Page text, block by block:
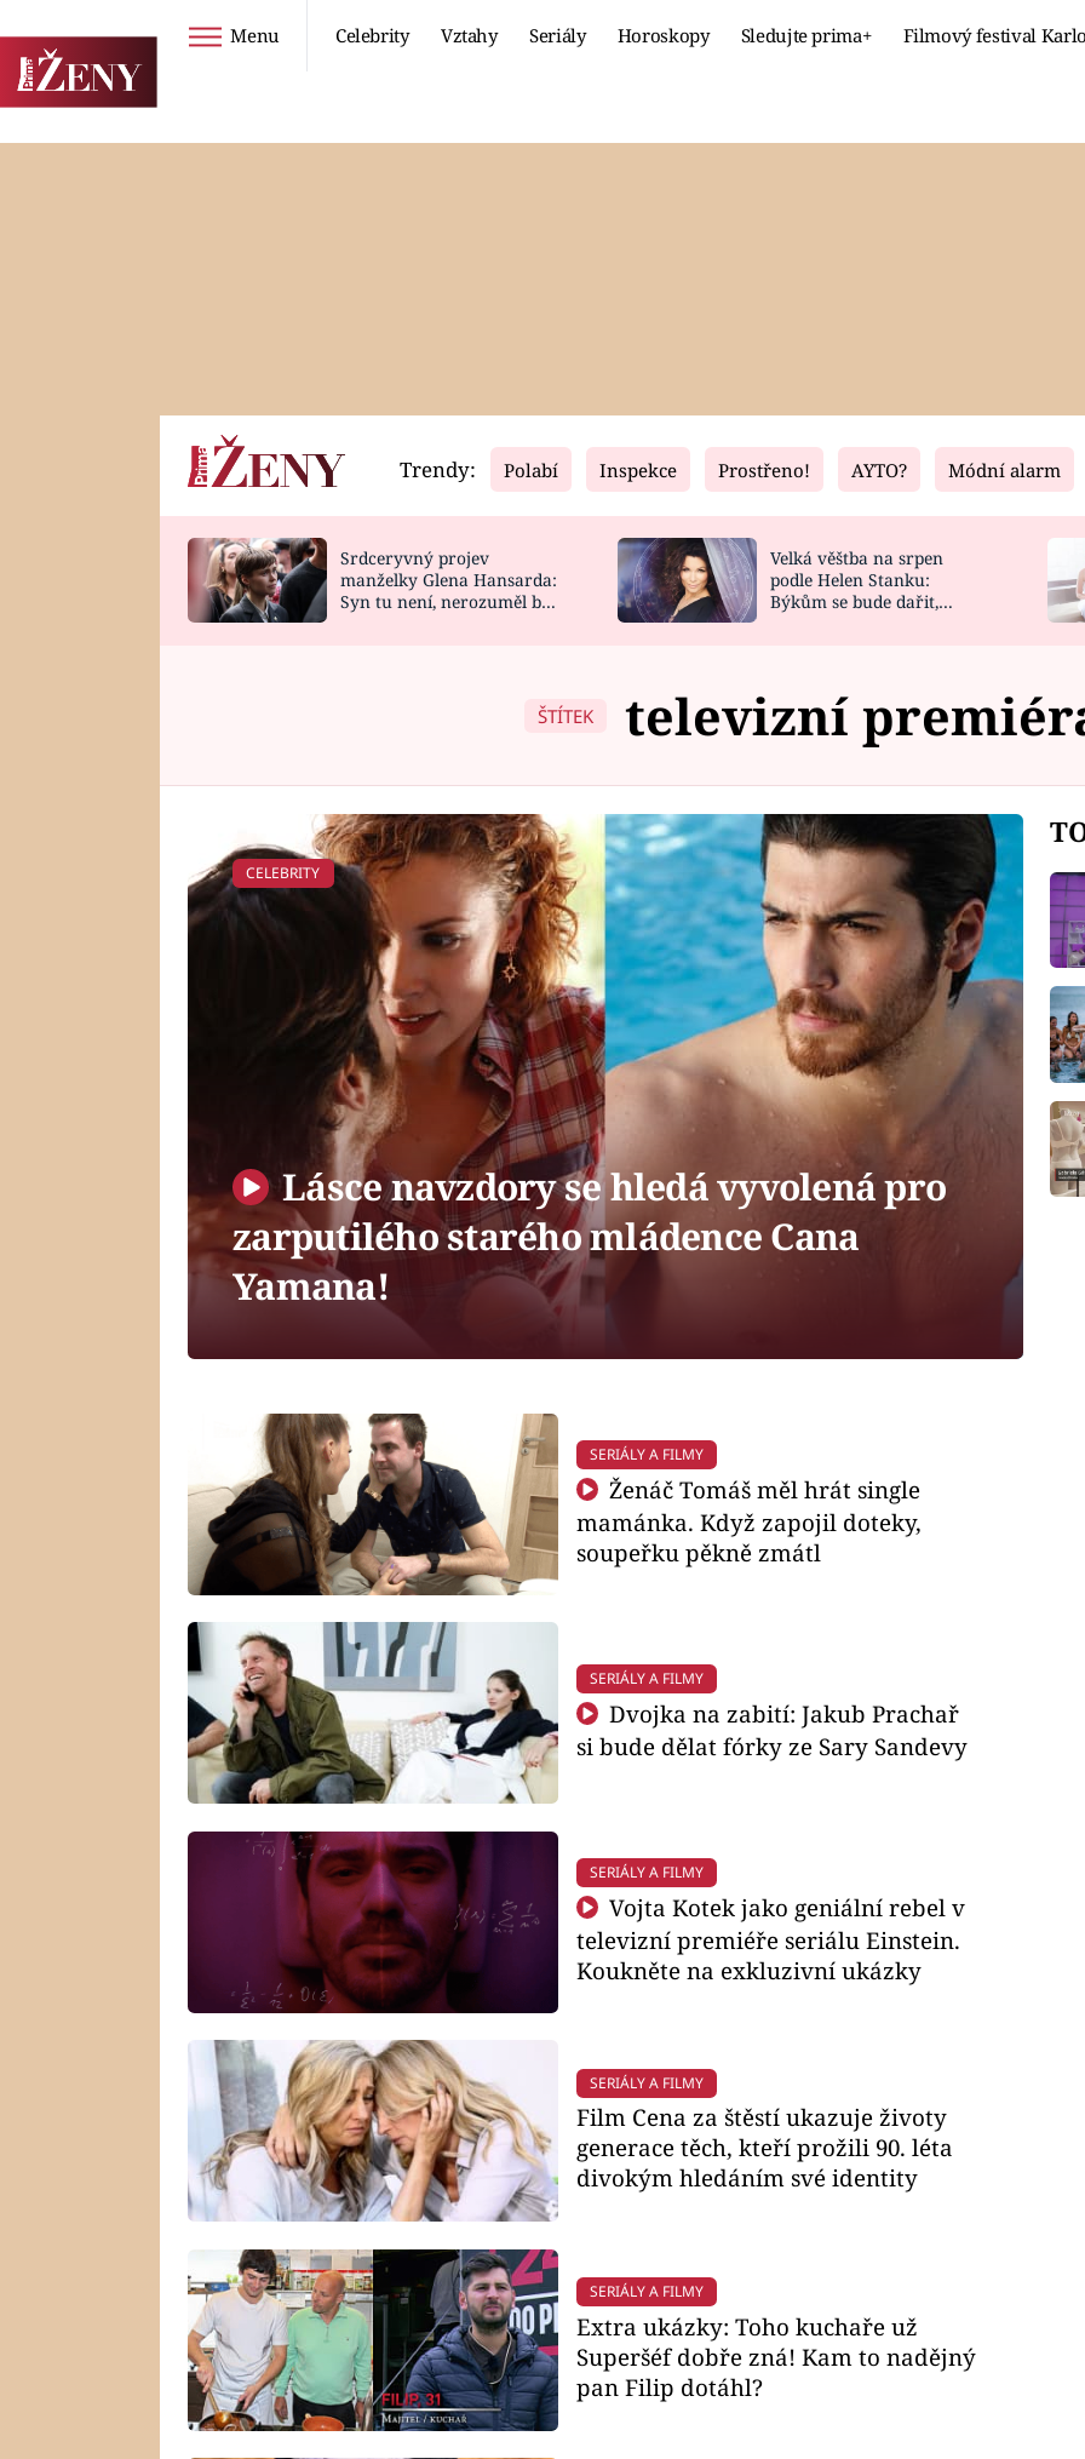
Menu Celebrity Vztahy Seriály Horoskopy Sledujte prima+ Filmový festival
Horoskopy
HOROSKOP NA
Video
CELEBRITY
VAŘENÍ
Fresh
NOVINKY
VIDEORECEPTY
Living
DESIGN
Trendy: Polabí Inspekce Prostřeno! AYTO? Módní alarm
Srdceryvný projev
manželky Glena Hansarda:
Syn tu není, nerozuměl by
Velká věštba na srpen
podle Helen Stanku:
Býkům se bude dařit,
ŠTÍTEK televizní
CELEBRITY
Lásce navzdory se hledá vyvolená pro
zarputilého starého mládence Cana
Yamana!
SERIÁLY A FILMY
Ženáč Tomáš měl hrát single
mamánka. Když zapojil doteky,
soupeřku pěkně zmátl
SERIÁLY A FILMY
Dvojka na zabití: Jakub Prachař
si bude dělat fórky ze Sary Sandevy
SERIÁLY A FILMY
Vojta Kotek jako geniální rebel v
televizní premiéře seriálu Einstein.
Koukněte na exkluzivní ukázky
SERIÁLY A FILMY
Film Cena za štěstí ukazuje životy
generace těch, kteří prožili 90. léta
divokým hledáním své identity
SERIÁLY A FILMY
Extra ukázky: Toho kuchaře už
Superšéf dobře zná! Kam to nadějný
pan Filip dotáhl?